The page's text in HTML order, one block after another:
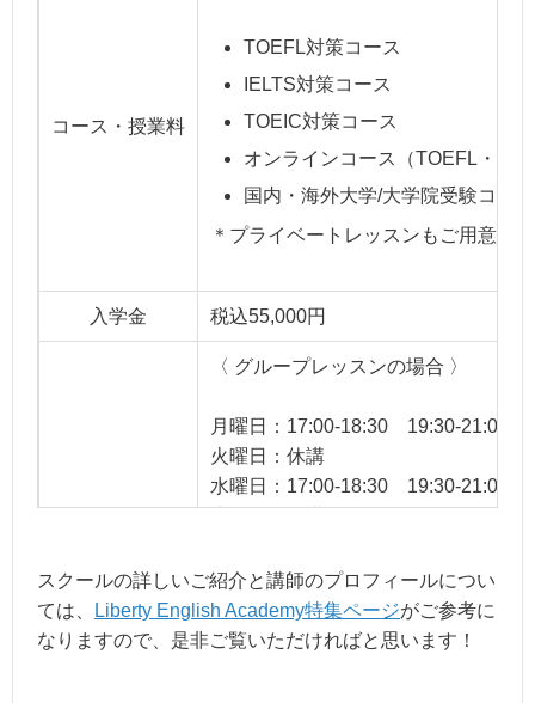
コース・授業料
TOEFL対策コース
IELTS対策コース
TOEIC対策コース
オンラインコース（TOEFL・
国内・海外大学/大学院受験コース
＊プライベートレッスンもご用意あ
入学金 税込55,000円
営業時間
〈 グループレッスンの場合 〉
月曜日：17:00-18:30 19:30-21:00
火曜日：休講
水曜日：17:00-18:30 19:30-21:00
土曜日：13:00-14:30 15:00-16:30
日曜日：休講
スクールの詳しいご紹介と講師のプロフィールについ
ては、
Liberty English Academy特集ページがご参考に
なりますので、是非ご覧いただければと思います！